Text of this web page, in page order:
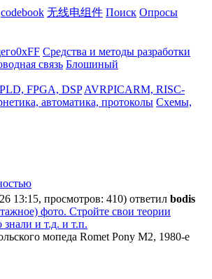
codebook 无线电组件 Поиск Опросы
0xFF Средства и методы разработки
связь Блошиный
PLD, FPGA, DSP AVRPICARM, RISC-
автоматика, протоколы Схемы,
13:15, просмотров: 410) ответил bodis
фото. Стройте свои теории
знали и т.д. и т.п.
мопеда Romet Pony M2, 1980-е